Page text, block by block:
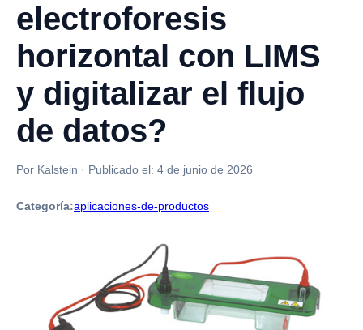
electroforesis
horizontal con LIMS
y digitalizar el flujo
de datos?
Por Kalstein · Publicado el: 4 de junio de 2026
Categoría:aplicaciones-de-productos